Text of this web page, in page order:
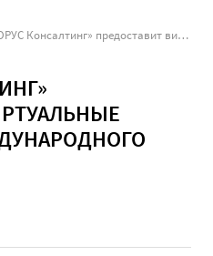
«КОРУС Консалтинг» предоставит виртуальные мощности международного ЦОДа